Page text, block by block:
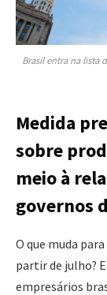
Brasil entra na lista
Medida
sobre
meio à
governos
O que muda
partir de julho?
empresários